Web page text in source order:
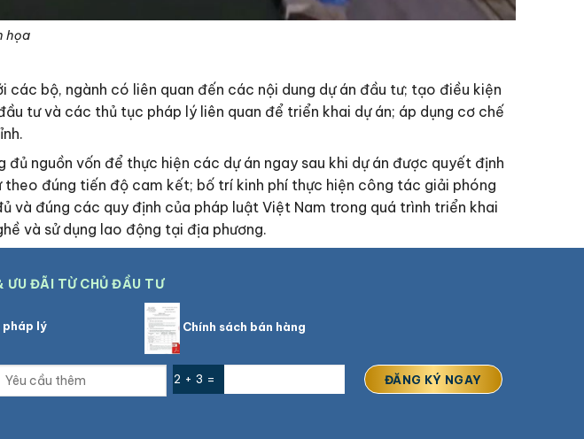
họa
bộ, ngành có liên quan đến các nội dung dự án đầu tư; tạo điều kiện
tư và các thủ tục pháp lý liên quan để triển khai dự án; áp dụng cơ chế
nguồn vốn để thực hiện các dự án ngay sau khi dự án được quyết định
đúng tiến độ cam kết; bố trí kinh phí thực hiện công tác giải phóng
đúng các quy định của pháp luật Việt Nam trong quá trình triển khai
và sử dụng lao động tại địa phương.
ƯU ĐÃI TỪ CHỦ ĐẦU TƯ
pháp lý Chính sách bán hàng
2 + 3 =